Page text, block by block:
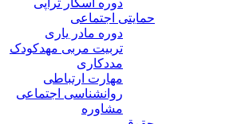
دوره اسکار تراپی
حمایتی اجتماعی
دوره مادر یاری
تربیت مربی مهدکودک
مددکاری
مهارت ارتباطی
روانشناسی اجتماعی
مشاوره